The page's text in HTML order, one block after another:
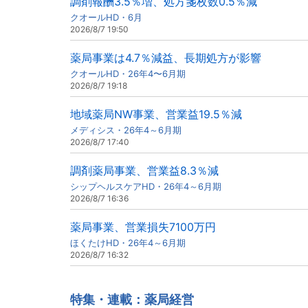
クオールHD・6月
2026/8/7 19:50
薬局事業は4.7％減益、長期処方が影響
クオールHD・26年4〜6月期
2026/8/7 19:18
地域薬局NW事業、営業益19.5％減
メディシス・26年4～6月期
2026/8/7 17:40
調剤薬局事業、営業益8.3％減
シップヘルスケアHD・26年4～6月期
2026/8/7 16:36
薬局事業、営業損失7100万円
ほくたけHD・26年4～6月期
2026/8/7 16:32
特集・連載：薬局経営